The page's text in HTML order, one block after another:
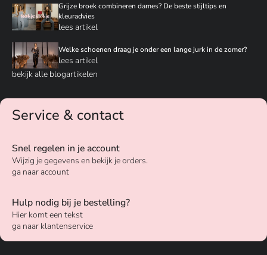
Grijze broek combineren dames? De beste stijltips en
kleuradvies
lees artikel
Welke schoenen draag je onder een lange jurk in de zomer?
lees artikel
bekijk alle blogartikelen
Service & contact
Snel regelen in je account
Wijzig je gegevens en bekijk je orders.
ga naar account
Hulp nodig bij je bestelling?
Hier komt een tekst
ga naar klantenservice